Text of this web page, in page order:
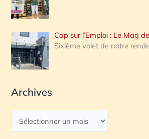
Cap sur l’Emploi : Le Mag
Sixième volet de notre
Archives